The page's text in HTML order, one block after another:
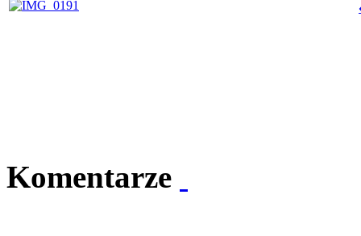
Komentarze